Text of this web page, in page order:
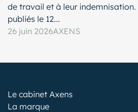
de travail et à leur indemnisation.
publiés le 12...
26 juin 2026AXENS
Le cabinet Axens
La marque